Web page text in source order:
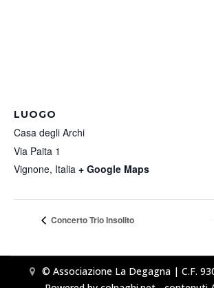
LUOGO
Casa degli Archi
Via Paita 1
Vignone, Italia + Google Maps
Concerto Trio Insolito
© Associazione La Degagna | C.F.